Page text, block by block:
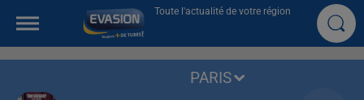
Toute l'actualité de votre région
PARIS